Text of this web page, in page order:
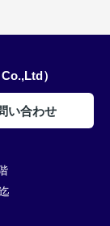
）
い合わせ